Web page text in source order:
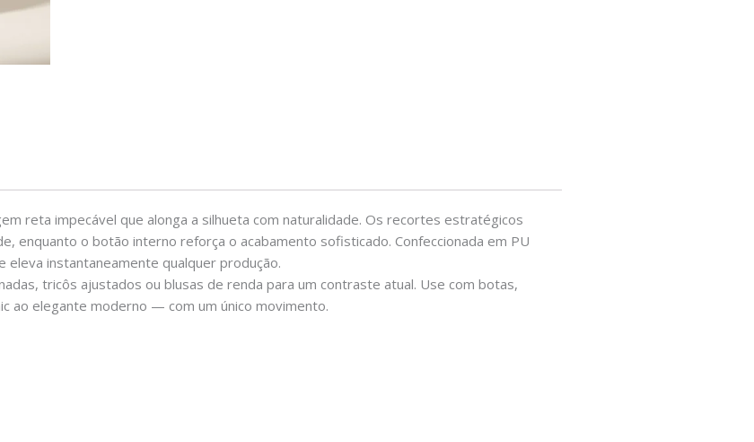
reta impecável que alonga a silhueta com naturalidade. Os recortes estratégicos
enquanto o botão interno reforça o acabamento sofisticado. Confeccionada em PU
instantaneamente qualquer produção.
tricôs ajustados ou blusas de renda para um contraste atual. Use com botas,
ao elegante moderno — com um único movimento.